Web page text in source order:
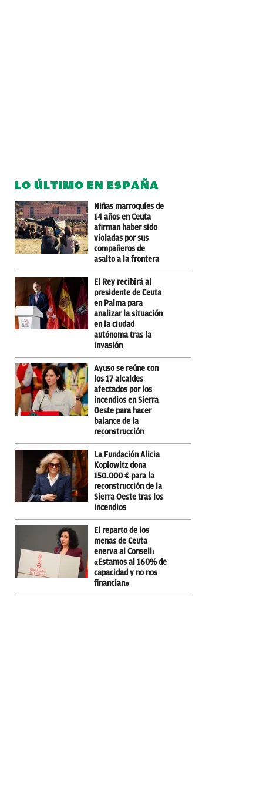
LO ÚLTIMO EN ESPAÑA
Niñas marroquíes de
14 años en Ceuta
afirman haber sido
violadas por sus
compañeros de
asalto a la frontera
El Rey recibirá al
presidente de Ceuta
en Palma para
analizar la situación
en la ciudad
autónoma tras la
invasión
Ayuso se reúne con
los 17 alcaldes
afectados por los
incendios en Sierra
Oeste para hacer
balance de la
reconstrucción
La Fundación Alicia
Koplowitz dona
150.000 € para la
reconstrucción de la
Sierra Oeste tras los
incendios
El reparto de los
menas de Ceuta
enerva al Consell:
«Estamos al 160% de
capacidad y no nos
financian»